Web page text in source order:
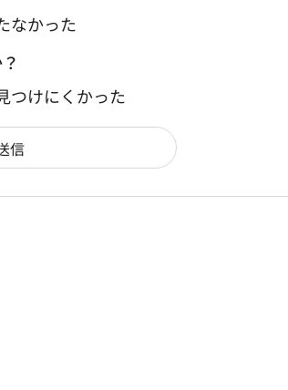
なかった
つけにくかった